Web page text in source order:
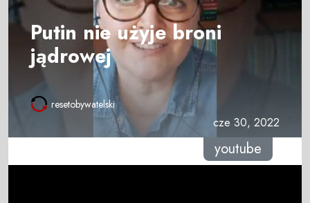
Putin nie użyje broni
jądrowej
resetobywatelski
cze 30, 2022
youtube